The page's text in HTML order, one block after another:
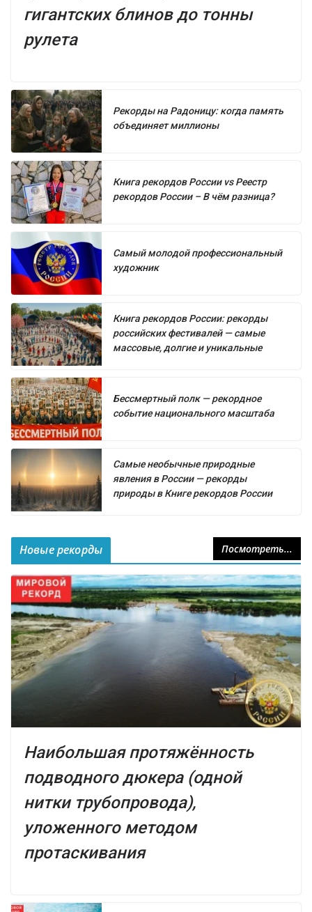
гигантских блинов до тонны
рулета
Рекорды на Радоницу: когда память
объединяет миллионы
Книга рекордов России vs Реестр
рекордов России – В чём разница?
Самый молодой профессиональный
художник
Книга рекордов России: рекорды
российских фестивалей — самые
массовые, долгие и уникальные
Бессмертный полк — рекордное
событие национального масштаба
Самые необычные природные
явления в России — рекорды
природы в Книге рекордов России
Новые рекорды Посмотреть...
Наибольшая протяжённость
подводного дюкера (одной
нитки трубопровода),
уложенного методом
протаскивания